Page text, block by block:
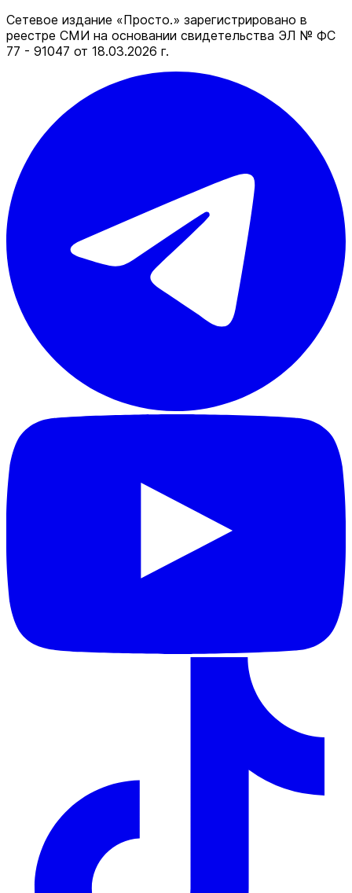
Сетевое издание «Просто.» зарегистрировано в
реестре СМИ на основании свидетельства ЭЛ № ФС
77 - 91047 от 18.03.2026 г.